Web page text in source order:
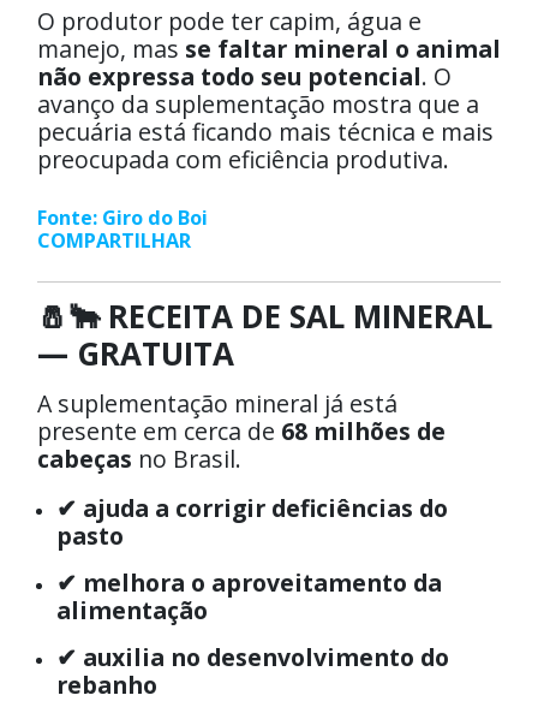
O produtor pode ter capim, água e
manejo, mas se faltar mineral o animal
não expressa todo seu potencial. O
avanço da suplementação mostra que a
pecuária está ficando mais técnica e mais
preocupada com eficiência produtiva.
Fonte: Giro do Boi
COMPARTILHAR
🧂🐂 RECEITA DE SAL MINERAL
— GRATUITA
A suplementação mineral já está
presente em cerca de 68 milhões de
cabeças no Brasil.
✔ ajuda a corrigir deficiências do
pasto
✔ melhora o aproveitamento da
alimentação
✔ auxilia no desenvolvimento do
rebanho